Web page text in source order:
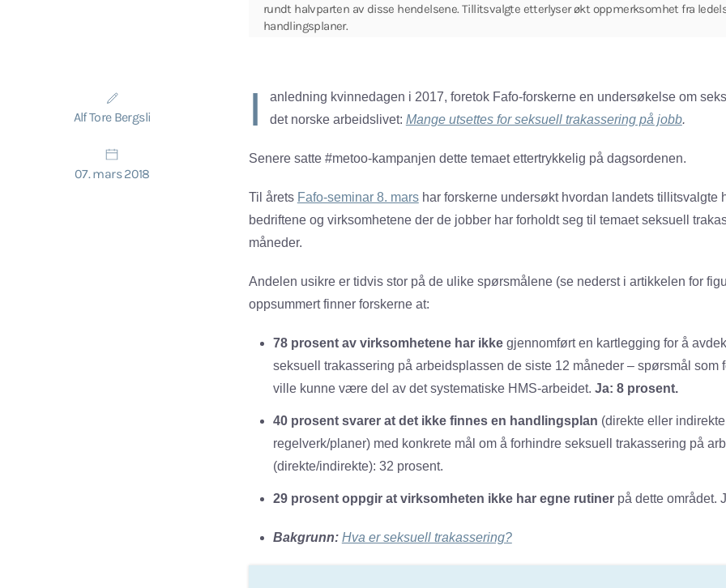
rundt halvparten av disse hendelsene. Tillitsvalgte etterlyser økt oppmerksomhet fra
handlingsplaner.
Alf Tore Bergsli
07. mars 2018
I
anledning kvinnedagen i 2017, foretok Fafo-forskerne en undersøkelse om
det norske arbeidslivet: Mange utsettes for seksuell trakassering på jobb.
Senere satte #metoo-kampanjen dette temaet ettertrykkelig på dagsordenen.
Til årets Fafo-seminar 8. marshar forskerne undersøkt hvordan landets tillitsvalgte
bedriftene og virksomhetene der de jobber har forholdt seg til temaet seksuell
måneder.
Andelen usikre er tidvis stor på de ulike spørsmålene (se nederst i artikkelen for
oppsummert finner forskerne at:
78 prosent av virksomhetene har ikkegjennomført en kartlegging for å
seksuell trakassering på arbeidsplassen de siste 12 måneder – spørsmål som
ville kunne være del av det systematiske HMS-arbeidet. Ja: 8 prosent.
40 prosent svarer at det ikke finnes en handlingsplan (direkte eller
regelverk/planer) med konkrete mål om å forhindre seksuell trakassering på
(direkte/indirekte): 32 prosent.
29 prosent oppgir at virksomheten ikke har egne rutinerpå dette området.
Bakgrunn: Hva er seksuell trakassering?